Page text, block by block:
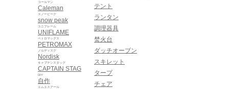
Caleman
コールマン
snow peak
スノーピーク
UNIFLAME
ユニフレーム
PETROMAX
ペトロマックス
Nordisk
ノルディスク
CAPTAIN STAG
キャプテンスタッグ
自作
DIY
エムエスアール
テント
ランタン
調理器具
焚火台
ダッチオーブン
スキレット
タープ
チェア